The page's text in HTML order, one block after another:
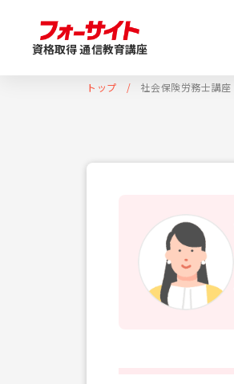
資格取得 通信教育講座
トップ 社会保険労務士講座